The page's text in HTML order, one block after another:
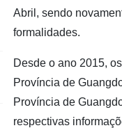
Abril, sendo
formalidades.
Desde o ano 2015,
Província de
Província de
respectivas